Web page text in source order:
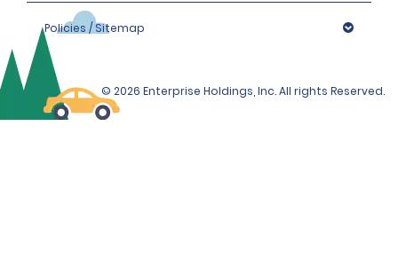
Policies / Sitemap
© 2026 Enterprise Holdings, Inc. All rights Reserved.